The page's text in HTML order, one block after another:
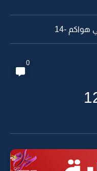
-13
0